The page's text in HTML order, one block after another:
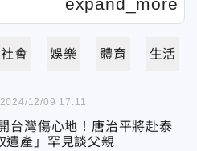
社會 娛樂 體育 生活
台灣傷心地！唐治平將赴泰
遺產」罕見談父親
2024/12/09 17:11